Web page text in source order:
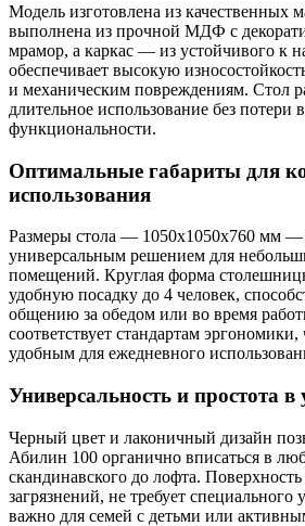
Модель изготовлена из качественных
выполнена из прочной МДФ с
мрамор, а каркас — из устойчивого к
обеспечивает высокую
и механическим повреждениям. Стол
длительное использование без потери
функциональности.
Оптимальные габариты для
использования
Размеры стола — 1050х1050х760 мм —
универсальным решением для
помещений. Круглая форма
удобную посадку до 4 человек,
общению за обедом или во время
соответствует стандартам эргономики,
удобным для ежедневного
Универсальность и простота в
Черный цвет и лаконичный дизайн
Абилин 100 органично вписаться в
скандинавского до лофта.
загрязнений, не требует специального
важно для семей с детьми или